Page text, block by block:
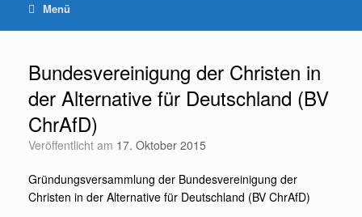
Menü
Bundesvereinigung der Christen in
der Alternative für Deutschland (BV
ChrAfD)
Veröffentlicht am 17. Oktober 2015
Gründungsversammlung der Bundesvereinigung der
Christen in der Alternative für Deutschland (BV ChrAfD)